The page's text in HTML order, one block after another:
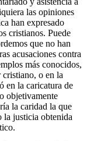
las opiniones
han expresado
cristianos. Puede
que no han
acusaciones contra
más conocidos,
cristiano, o en la
en la caricatura de
objetivamente
la caridad la que
la justicia obtenida